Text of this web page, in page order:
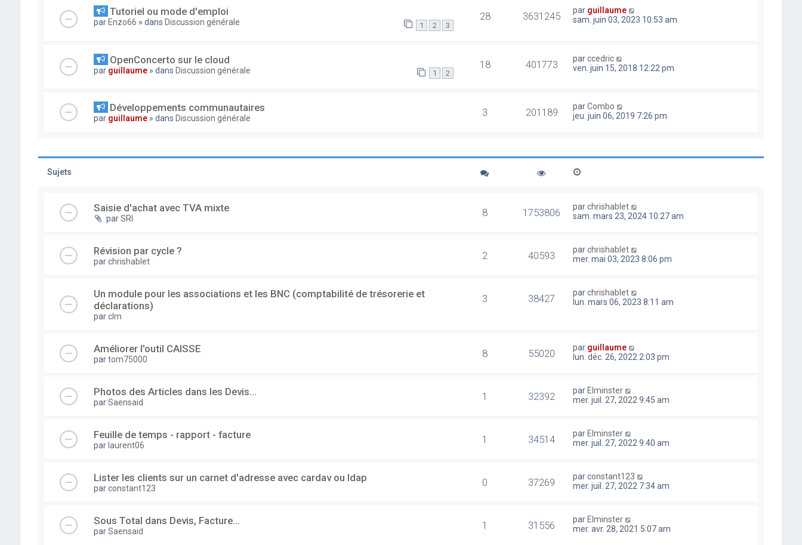
Tutoriel ou mode d'emploi
par Enzo66 » dans Discussion générale 1 2 3
28 3631245 par guillaume
sam. juin 03, 2023 10:53 am
OpenConcerto sur le cloud
par guillaume » dans Discussion générale 1 2
18 401773 parccedric
ven. juin 15, 2018 12:22 pm
Développements communautaires
par guillaume » dans Discussion générale 3 201189 parCombo
jeu. juin 06, 2019 7:26 pm
Sujets
Saisie d'achat avec TVA mixte
parSRI 8 1753806 parchrishablet
sam. mars 23, 2024 10:27 am
Révision par cycle ?
parchrishablet 2 40593 parchrishablet
mer. mai 03, 2023 8:06 pm
Un module pour les associations et les BNC (comptabilité de trésorerie et
déclarations)
parclm
3 38427 parchrishablet
lun. mars 06, 2023 8:11 am
Améliorer l'outil CAISSE
partom75000 8 55020 par guillaume
lun. déc. 26, 2022 2:03 pm
Photos des Articles dans les Devis...
parSaensaid 1 32392 par Elminster
mer. juil. 27, 2022 9:45 am
Feuille de temps - rapport - facture
par laurent06 1 34514 par Elminster
mer. juil. 27, 2022 9:40 am
Lister les clients sur un carnet d'adresse avec cardav ou ldap
parconstant123 0 37269 parconstant123
mer. juil. 27, 2022 7:34 am
Sous Total dans Devis, Facture...
parSaensaid 1 31556 par Elminster
mer. avr. 28, 2021 5:07 am